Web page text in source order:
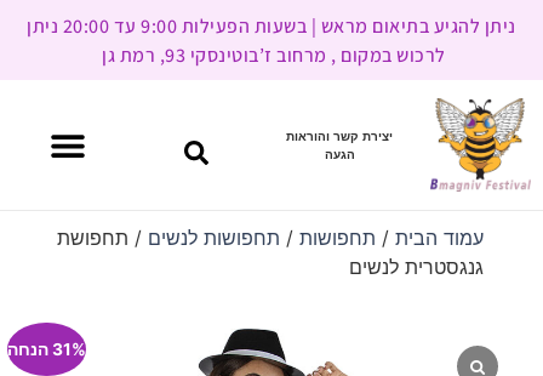
ניתן להגיע בתיאום מראש | בשעות הפעילות 9:00 עד 20:00 ניתן
לרכוש במקום , מרחוב ז’בוטינסקי 93, רמת גן
יצירת קשר והוראות
הגעה
עמוד הבית/ תחפושות/ תחפושות לנשים / תחפושת
גנגסטרית לנשים
31% הנחה